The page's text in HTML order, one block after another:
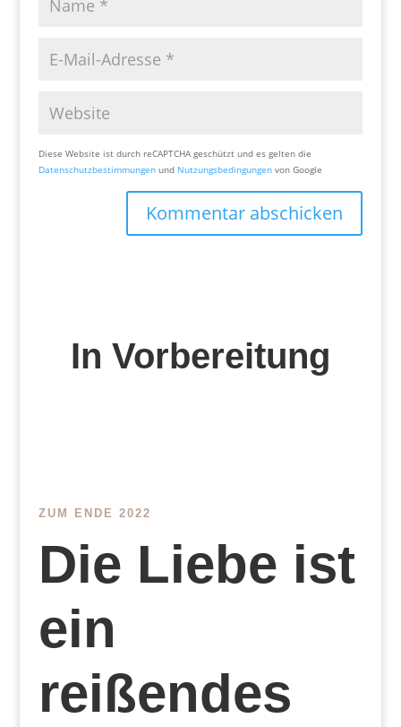
Diese Website ist durch reCAPTCHA geschützt und es gelten die
Datenschutzbestimmungenund Nutzungsbedingungenvon Google
Kommentar abschicken
In Vorbereitung
ZUM ENDE 2022
Die Liebe ist
ein
reißendes